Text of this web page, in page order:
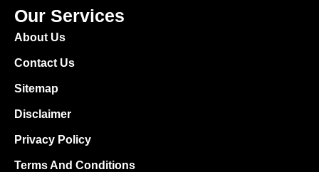
Our Services
About Us
Contact Us
Sitemap
Disclaimer
Privacy Policy
Terms And Conditions